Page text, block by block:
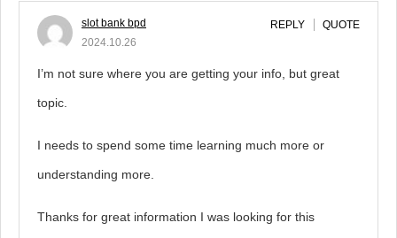
slot bank bpd
2024.10.26
REPLY QUOTE
I’m not sure where you are getting your info, but great
topic.
I needs to spend some time learning much more or
understanding more.
Thanks for great information I was looking for this